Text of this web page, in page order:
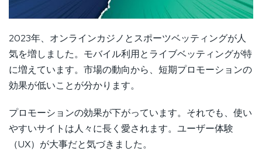
2023年、オンラインカジノとスポーツベッティングが人
気を増しました。モバイル利用とライブベッティングが特
に増えています。市場の動向から、短期プロモーションの
効果が低いことが分かります。
プロモーションの効果が下がっています。それでも、使い
やすいサイトは人々に長く愛されます。ユーザー体験
（UX）が大事だと気づきました。